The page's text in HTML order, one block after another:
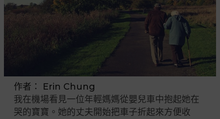
作者：
Erin Chung
我在機場看見一位年輕媽媽從嬰兒車中抱起她在
哭的寶寶。她的丈夫開始把車子折起來方便收